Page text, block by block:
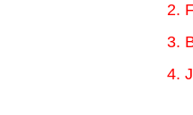
2.
3.
4.